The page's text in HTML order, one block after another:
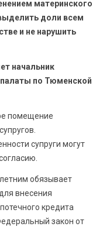
материнского
доли всем
и не нарушить
начальник
по Тюменской
помещение
супруги могут
обязывает
внесения
кредита
закон от